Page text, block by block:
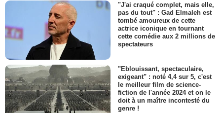
"J'ai craqué complet, mais elle,
pas du tout" : Gad Elmaleh est
tombé amoureux de cette
actrice iconique en tournant
cette comédie aux 2 millions de
spectateurs
"Eblouissant, spectaculaire,
exigeant" : noté 4,4 sur 5, c'est
le meilleur film de science-
fiction de l'année 2024 et on le
doit à un maître incontesté du
genre !